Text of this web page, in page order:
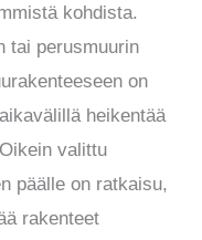
kohdista.
tai perusmuurin
on
heikentää
valittu
päälle on ratkaisu,
rakenteet